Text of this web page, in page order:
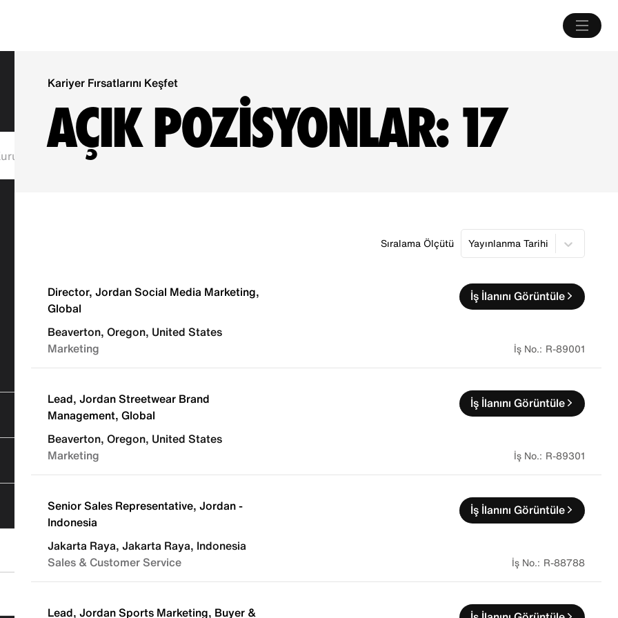
Kariyer Fırsatlarını Keşfet
AÇIK POZİSYONLAR: 17
Sıralama Ölçütü Yayınlanma Tarihi
Director, Jordan Social Media Marketing,
Global
R-89001
Beaverton, Oregon, United States
Marketing
İş İlanını Görüntüle
Lead, Jordan Streetwear Brand
Management, Global
R-89301
Beaverton, Oregon, United States
Marketing
İş İlanını Görüntüle
Senior Sales Representative, Jordan -
Indonesia
R-88788
Jakarta Raya, Jakarta Raya, Indonesia
Sales & Customer Service
İş İlanını Görüntüle
Lead, Jordan Sports Marketing, Buyer &